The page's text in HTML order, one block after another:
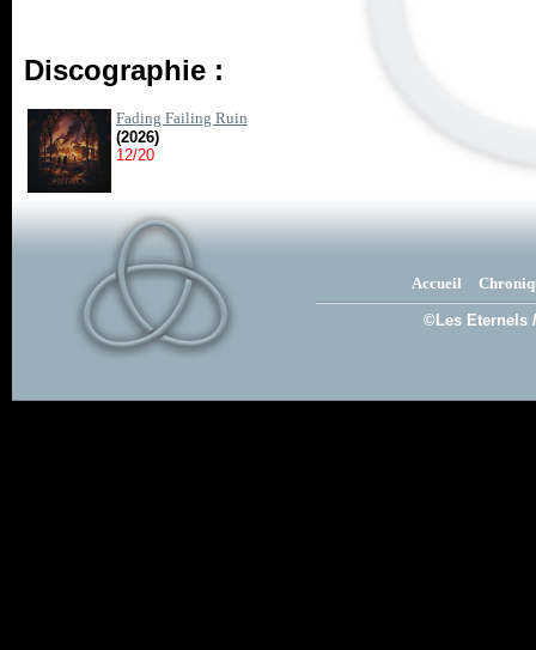
Discographie :
Fading Failing Ruin
(2026)
12/20
Accueil
©Les Eternels